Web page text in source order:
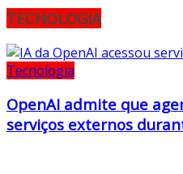
TECNOLOGIA
Tecnologia
OpenAI admite que
serviços externos